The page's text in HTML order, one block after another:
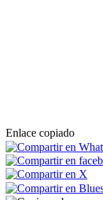
Enlace copiado